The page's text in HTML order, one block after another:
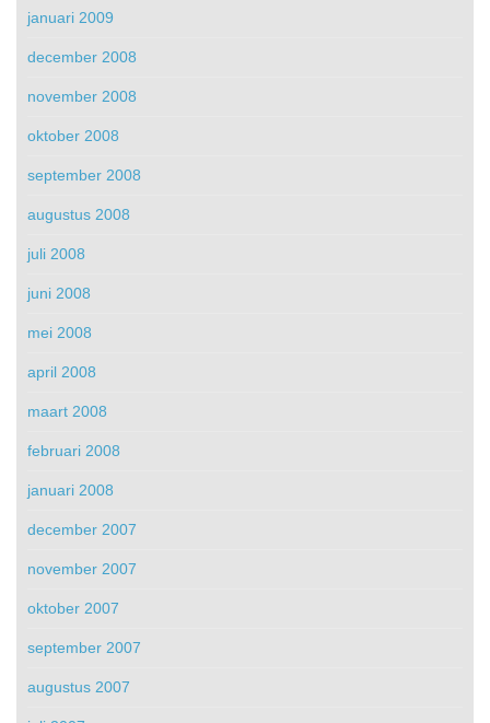
januari 2009
december 2008
november 2008
oktober 2008
september 2008
augustus 2008
juli 2008
juni 2008
mei 2008
april 2008
maart 2008
februari 2008
januari 2008
december 2007
november 2007
oktober 2007
september 2007
augustus 2007